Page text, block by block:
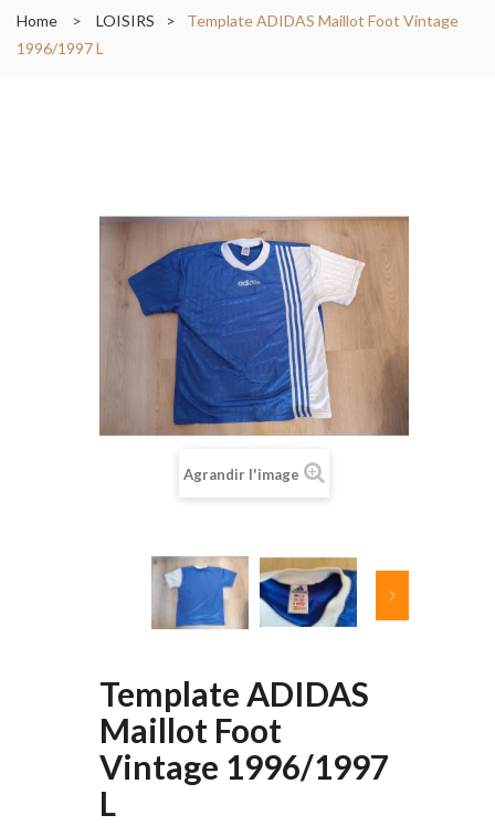
Home > LOISIRS >
Template ADIDAS Maillot Foot Vintage
1996/1997 L
Agrandir l'image
Template ADIDAS
Maillot Foot
Vintage 1996/1997
L